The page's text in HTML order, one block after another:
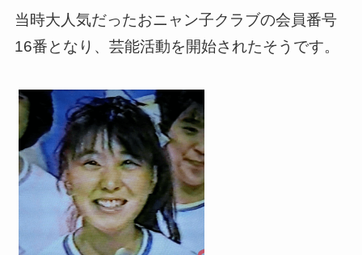
当時大人気だったおニャン子クラブの会員番号
16番となり、芸能活動を開始されたそうです。